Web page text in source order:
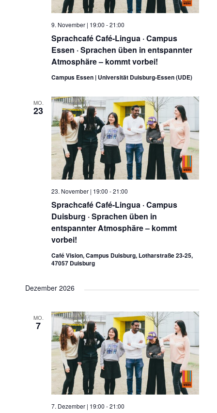
Sprachcafé Café-Lingua · Campus
Essen · Sprachen üben in entspannter
Atmosphäre – kommt vorbei!
9. November | 19:00 -21:00
Campus Essen | Universität Duisburg-Essen (UDE)
MO.
23
Sprachcafé Café-Lingua · Campus
Duisburg · Sprachen üben in
entspannter Atmosphäre – kommt
vorbei!
23. November | 19:00 -21:00
Café Vision, Campus Duisburg, Lotharstraße 23-25,
47057 Duisburg
Dezember 2026
MO.
7
7. Dezember | 19:00 -21:00